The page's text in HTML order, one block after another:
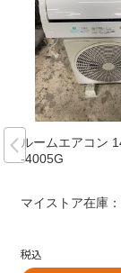
ルームエアコン
-4005G
マイストア在庫：
税込